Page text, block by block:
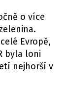
o více
Evropě,
byla loni
nejhorší v